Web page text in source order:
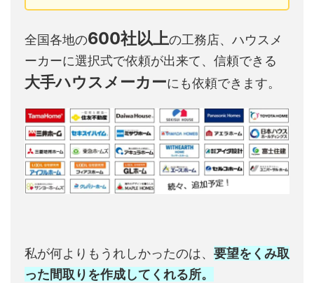
全国各地の600社以上の工務店、ハウスメ
ーカーに選択式で依頼が出来て、信頼できる
大手ハウスメーカーにも依頼できます。
私が何よりもうれしかったのは、 要望をくみ取
った間取りを作成してくれる所。